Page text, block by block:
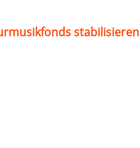
stabilisieren